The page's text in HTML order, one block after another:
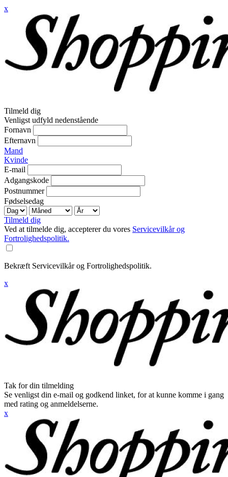
x
Tilmeld dig
Venligst udfyld nedenstående
Fornavn
Efternavn
Mand
Kvinde
E-mail
Adgangskode
Postnummer
Fødselsedag
Tilmeld dig
Ved at tilmelde dig, accepterer du vores Servicevilkår og
Fortrolighedspolitik.
Bekræft Servicevilkår og Fortrolighedspolitik.
x
Tak for din tilmelding
Se venligst din e-mail og godkend linket, for at kunne komme i gang
med rating og anmeldelserne.
x